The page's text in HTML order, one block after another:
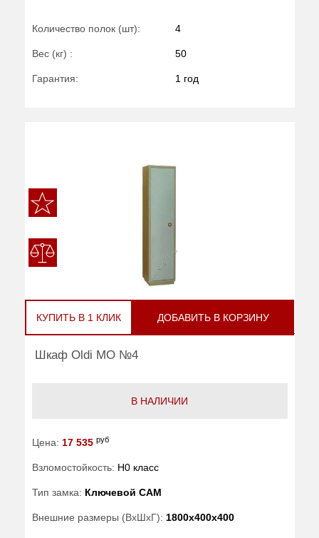
Количество полок (шт): 4
Вес (кг) : 50
Гарантия: 1 год
КУПИТЬ В 1 КЛИК ДОБАВИТЬ В КОРЗИНУ
Шкаф Oldi МО №4
В НАЛИЧИИ
Цена: 17 535 руб
Взломостойкость: H0 класс
Тип замка: Ключевой САМ
Внешние размеры (ВхШхГ): 1800x400x400